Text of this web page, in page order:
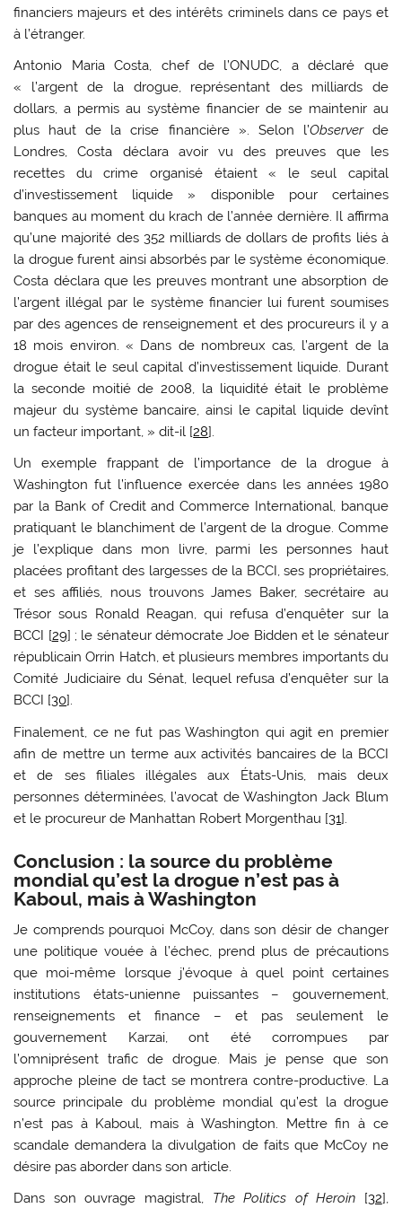
financiers majeurs et des intérêts criminels dans ce pays et
à l’étranger.
Antonio Maria Costa, chef de l’ONUDC, a déclaré que
« l’argent de la drogue, représentant des milliards de
dollars, a permis au système financier de se maintenir au
plus haut de la crise financière ». Selon l’Observerde
Londres, Costa déclara avoir vu des preuves que les
recettes du crime organisé étaient « le seul capital
d’investissement liquide » disponible pour certaines
banques au moment du krach de l’année dernière. Il affirma
qu’une majorité des 352 milliards de dollars de profits liés à
la drogue furent ainsi absorbés par le système économique.
Costa déclara que les preuves montrant une absorption de
l’argent illégal par le système financier lui furent soumises
par des agences de renseignement et des procureurs il y a
18 mois environ. « Dans de nombreux cas, l’argent de la
drogue était le seul capital d’investissement liquide. Durant
la seconde moitié de 2008, la liquidité était le problème
majeur du système bancaire, ainsi le capital liquide devînt
un facteur important, » dit-il [28].
Un exemple frappant de l’importance de la drogue à
Washington fut l’influence exercée dans les années 1980
par la Bank of Credit and Commerce International, banque
pratiquant le blanchiment de l’argent de la drogue. Comme
je l’explique dans mon livre, parmi les personnes haut
placées profitant des largesses de la BCCI, ses propriétaires,
et ses affiliés, nous trouvons James Baker, secrétaire au
Trésor sous Ronald Reagan, qui refusa d’enquêter sur la
BCCI [29] ; le sénateur démocrate Joe Bidden et le sénateur
républicain Orrin Hatch, et plusieurs membres importants du
Comité Judiciaire du Sénat, lequel refusa d’enquêter sur la
BCCI [30].
Finalement, ce ne fut pas Washington qui agit en premier
afin de mettre un terme aux activités bancaires de la BCCI
et de ses filiales illégales aux États-Unis, mais deux
personnes déterminées, l’avocat de Washington Jack Blum
et le procureur de Manhattan Robert Morgenthau [31].
Conclusion : la source du problème
mondial qu’est la drogue n’est pas à
Kaboul, mais à Washington
Je comprends pourquoi McCoy, dans son désir de changer
une politique vouée à l’échec, prend plus de précautions
que moi-même lorsque j’évoque à quel point certaines
institutions états-unienne puissantes – gouvernement,
renseignements et finance – et pas seulement le
gouvernement Karzai, ont été corrompues par
l’omniprésent trafic de drogue. Mais je pense que son
approche pleine de tact se montrera contre-productive. La
source principale du problème mondial qu’est la drogue
n’est pas à Kaboul, mais à Washington. Mettre fin à ce
scandale demandera la divulgation de faits que McCoy ne
désire pas aborder dans son article.
Dans son ouvrage magistral, The Politics of Heroin [32],